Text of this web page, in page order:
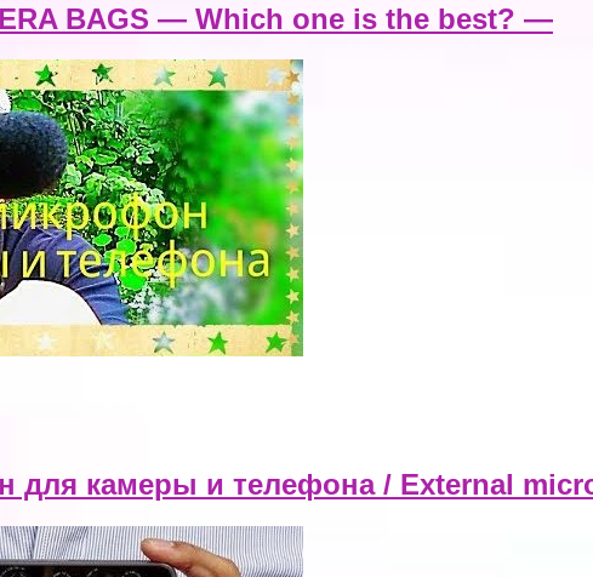
BAGS — Which one is the best? —
камеры и телефона / External